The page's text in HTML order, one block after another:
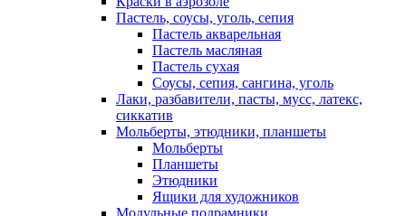
Пастель, соусы, уголь, сепия
Пастель акварельная
Пастель масляная
Пастель сухая
Соусы, сепия, сангина, уголь
Лаки, разбавители, пасты, мусс, латекс,
сиккатив
Мольберты, этюдники, планшеты
Мольберты
Планшеты
Этюдники
Ящики для художников
Модульные подрамники